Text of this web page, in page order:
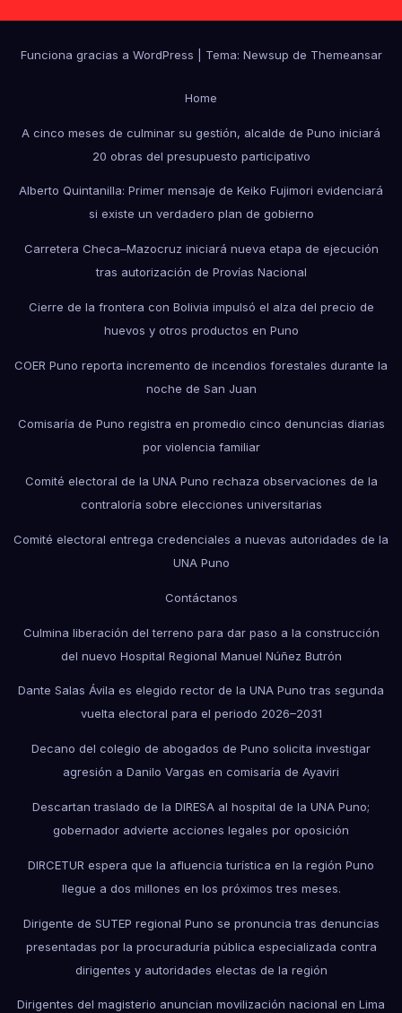
Funciona gracias a WordPress Tema: Newsup de Themeansar
Home
A cinco meses de culminar su gestión, alcalde de Puno iniciará
20 obras del presupuesto participativo
Alberto Quintanilla: Primer mensaje de Keiko Fujimori evidenciará
si existe un verdadero plan de gobierno
Carretera Checa–Mazocruz iniciará nueva etapa de ejecución
tras autorización de Provías Nacional
Cierre de la frontera con Bolivia impulsó el alza del precio de
huevos y otros productos en Puno
COER Puno reporta incremento de incendios forestales durante la
noche de San Juan
Comisaría de Puno registra en promedio cinco denuncias diarias
por violencia familiar
Comité electoral de la UNA Puno rechaza observaciones de la
contraloría sobre elecciones universitarias
Comité electoral entrega credenciales a nuevas autoridades de la
UNA Puno
Contáctanos
Culmina liberación del terreno para dar paso a la construcción
del nuevo Hospital Regional Manuel Núñez Butrón
Dante Salas Ávila es elegido rector de la UNA Puno tras segunda
vuelta electoral para el periodo 2026–2031
Decano del colegio de abogados de Puno solicita investigar
agresión a Danilo Vargas en comisaría de Ayaviri
Descartan traslado de la DIRESA al hospital de la UNA Puno;
gobernador advierte acciones legales por oposición
DIRCETUR espera que la afluencia turística en la región Puno
llegue a dos millones en los próximos tres meses.
Dirigente de SUTEP regional Puno se pronuncia tras denuncias
presentadas por la procuraduría pública especializada contra
dirigentes y autoridades electas de la región
Dirigentes del magisterio anuncian movilización nacional en Lima